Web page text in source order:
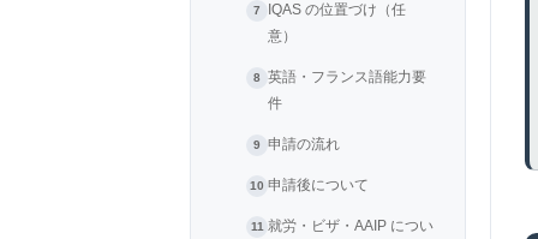
IQAS の位置づけ（任
意）
英語・フランス語能力要
件
申請の流れ
申請後について
就労・ビザ・AAIP につい